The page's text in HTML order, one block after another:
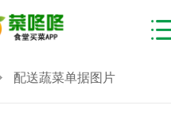
配送蔬菜单据图片